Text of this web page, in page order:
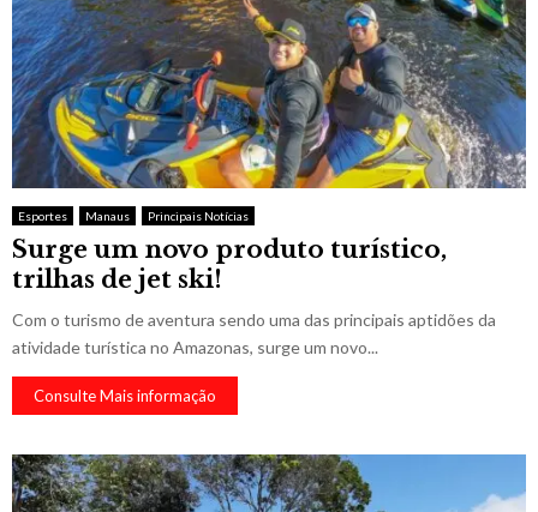
Esportes Manaus Principais Notícias
Surge um novo produto turístico,
trilhas de jet ski!
Com o turismo de aventura sendo uma das principais aptidões da
atividade turística no Amazonas, surge um novo...
Consulte Mais informação